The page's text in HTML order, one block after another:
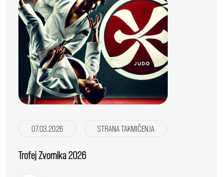
07.03.2026 STRANA TAKMIČENJA
Trofej Zvornika 2026